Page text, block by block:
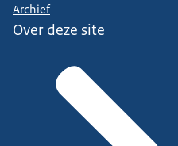
Archief
Over deze site